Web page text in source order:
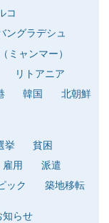
コ
ングラデシュ
ミャンマー）
リトアニア
韓国 北朝鮮
挙
貧困
雇用
派遣
ック 築地移転
知らせ